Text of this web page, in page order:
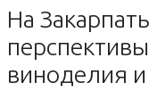
На
виноделия